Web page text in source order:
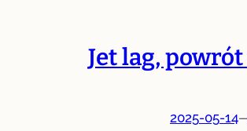
Jet lag,
2025-05-14